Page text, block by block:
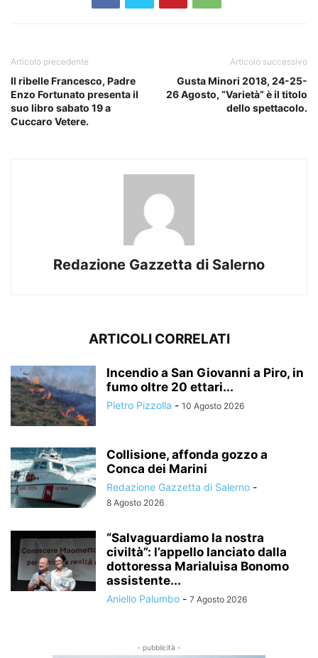
Articolo precedente
Il ribelle Francesco, Padre
Enzo Fortunato presenta il
suo libro sabato 19 a
Cuccaro Vetere.
Articolo successivo
Gusta Minori 2018, 24-25-
26 Agosto, “Varietà” è il titolo
dello spettacolo.
Redazione Gazzetta di Salerno
ARTICOLI CORRELATI
Incendio a San Giovanni a Piro, in
fumo oltre 20 ettari...
Pietro Pizzolla - 10 Agosto 2026
Collisione, affonda gozzo a
Conca dei Marini
Redazione Gazzetta di Salerno -
8 Agosto 2026
“Salvaguardiamo la nostra
civiltà”: l’appello lanciato dalla
dottoressa Marialuisa Bonomo
assistente...
Aniello Palumbo - 7 Agosto 2026
- pubblicità -